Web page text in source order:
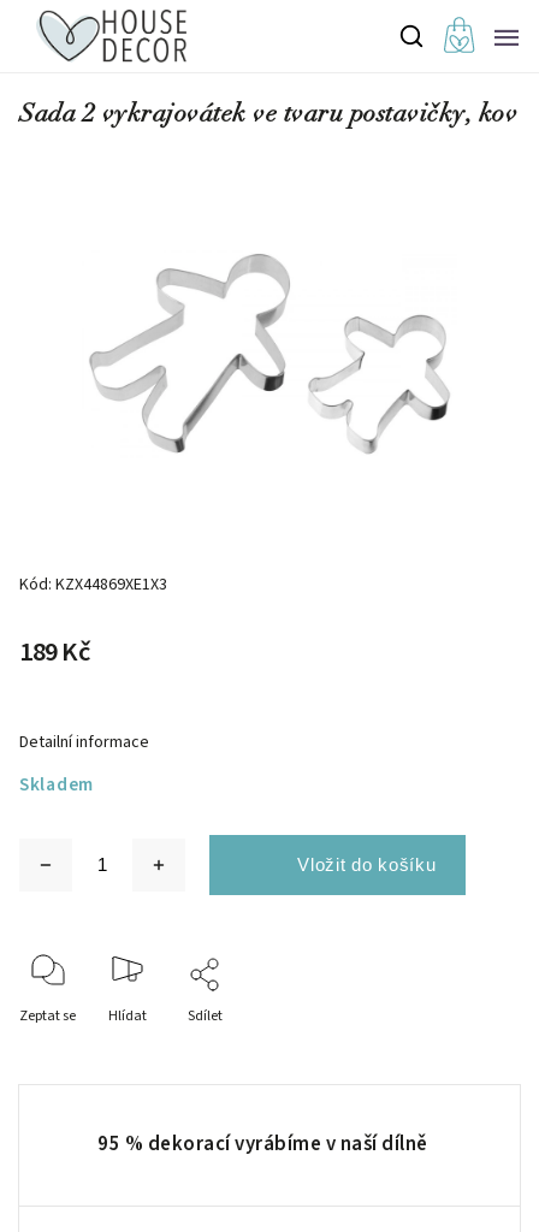
Sada 2 vykrajovátek ve tvaru postavičky, kov
Kód: KZX44869XE1X3
189 Kč
Skladem
Detailní informace
Zeptat se Hlídat Sdílet
95 % dekorací vyrábíme v naší dílně